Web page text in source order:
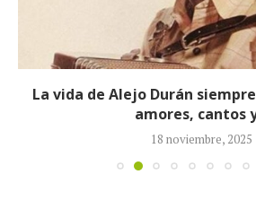
La vida de Alejo Durán
amores, cantos
18 noviembre, 2025